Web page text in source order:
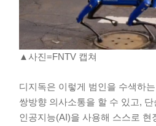
▲사진=FNTV 캡쳐
디지독은 이렇게 범인을 수색하
쌍방향 의사소통을 할 수 있고, 단
인공지능(AI)을 사용해 스스로 현